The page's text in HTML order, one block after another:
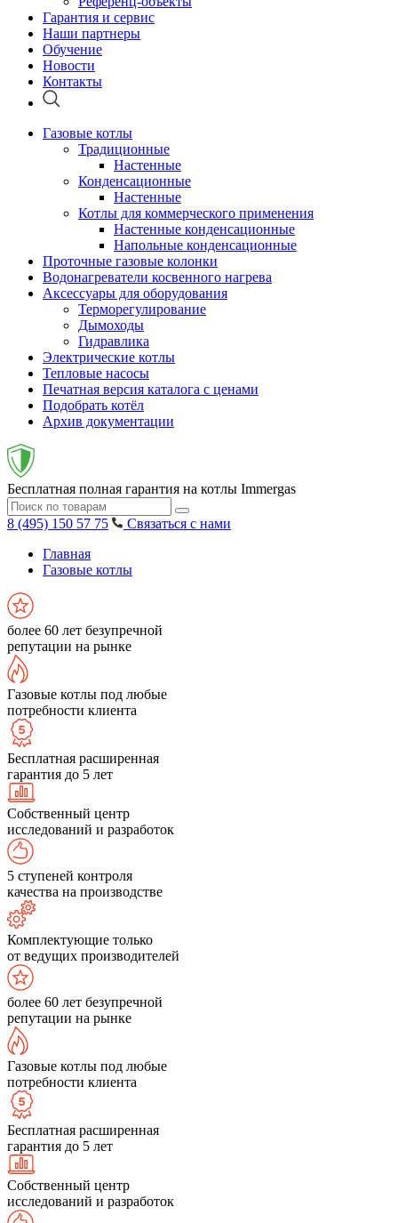
Гарантия и сервис
Наши партнеры
Обучение
Новости
Контакты
Газовые котлы
Традиционные
Настенные
Конденсационные
Настенные
Котлы для коммерческого применения
Настенные конденсационные
Напольные конденсационные
Проточные газовые колонки
Водонагреватели косвенного нагрева
Аксессуары для оборудования
Терморегулирование
Дымоходы
Гидравлика
Электрические котлы
Тепловые насосы
Печатная версия каталога с ценами
Подобрать котёл
Архив документации
Бесплатная полная гарантия на котлы Immergas
8 (495) 150 57 75
Связаться с нами
Главная
Газовые котлы
более 60 лет безупречной
репутации на рынке
Газовые котлы под любые
потребности клиента
Бесплатная расширенная
гарантия до 5 лет
Собственный центр
исследований и разработок
5 ступеней контроля
качества на производстве
Комплектующие только
от ведущих производителей
более 60 лет безупречной
репутации на рынке
Газовые котлы под любые
потребности клиента
Бесплатная расширенная
гарантия до 5 лет
Собственный центр
исследований и разработок